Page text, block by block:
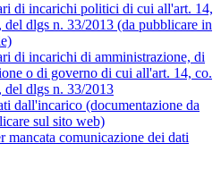
di incarichi politici di cui all'art. 14,
del dlgs n. 33/2013 (da pubblicare in
di incarichi di amministrazione, di
o di governo di cui all'art. 14, co.
del dlgs n. 33/2013
dall'incarico (documentazione da
sul sito web)
mancata comunicazione dei dati